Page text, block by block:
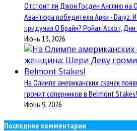
Отстоит ли Джон Госден Англию на
Авантюра победителя Арки - Daryz.
придумал О Брайн? Ройал Аскот, Дни
Июнь 13, 2026
На Олимпе американских скачек
громит соперников в Belmont Stakes!
Июнь 9, 2026
Последние комментарии